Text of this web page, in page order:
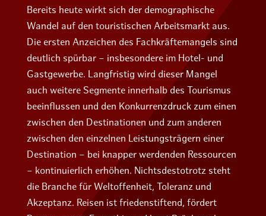
Bereits heute wirkt sich der demographische
Wandel auf den touristischen Arbeitsmarkt aus.
Die ersten Anzeichen des Fachkräftemangels sind
deutlich spürbar – insbesondere im Hotel- und
Gastgewerbe. Langfristig wird dieser Mangel
auch weitere Segmente innerhalb des Tourismus
beeinflussen und den Konkurrenzdruck zum einen
zwischen den Destinationen und zum anderen
zwischen den einzelnen Leistungsträgern einer
Destination – bei knapper werdenden Ressourcen
– kontinuierlich erhöhen. Nichtsdestotrotz steht
die Branche für Weltoffenheit, Toleranz und
Akzeptanz. Reisen ist friedenstiftend, fördert